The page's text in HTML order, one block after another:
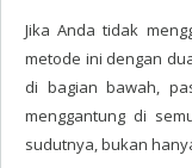
Jika Anda tidak
metode ini dengan
di bagian bawah,
menggantung di
sudutnya, bukan